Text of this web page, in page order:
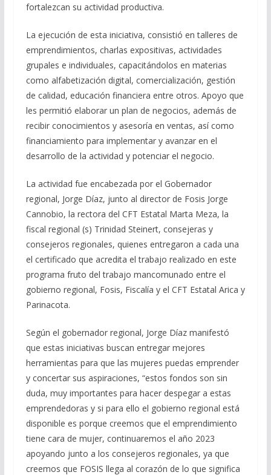
fortalezcan su actividad productiva.
La ejecución de esta iniciativa, consistió en talleres de
emprendimientos, charlas expositivas, actividades
grupales e individuales, capacitándolos en materias
como alfabetización digital, comercialización, gestión
de calidad, educación financiera entre otros. Apoyo que
les permitió elaborar un plan de negocios, además de
recibir conocimientos y asesoría en ventas, así como
financiamiento para implementar y avanzar en el
desarrollo de la actividad y potenciar el negocio.
La actividad fue encabezada por el Gobernador
regional, Jorge Díaz, junto al director de Fosis Jorge
Cannobio, la rectora del CFT Estatal Marta Meza, la
fiscal regional (s) Trinidad Steinert, consejeras y
consejeros regionales, quienes entregaron a cada una
el certificado que acredita el trabajo realizado en este
programa fruto del trabajo mancomunado entre el
gobierno regional, Fosis, Fiscalía y el CFT Estatal Arica y
Parinacota.
Según el gobernador regional, Jorge Díaz manifestó
que estas iniciativas buscan entregar mejores
herramientas para que las mujeres puedas emprender
y concertar sus aspiraciones, “estos fondos son sin
duda, muy importantes para hacer despegar a estas
emprendedoras y si para ello el gobierno regional está
disponible es porque creemos que el emprendimiento
tiene cara de mujer, continuaremos el año 2023
apoyando junto a los consejeros regionales, ya que
creemos que FOSIS llega al corazón de lo que significa